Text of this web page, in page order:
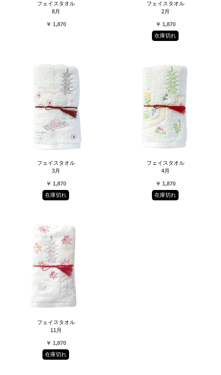
フェイスタオル
8月
￥ 1,870
フェイスタオル
2月
￥ 1,870
在庫切れ
フェイスタオル
3月
￥ 1,870
在庫切れ
フェイスタオル
4月
￥ 1,870
在庫切れ
フェイスタオル
11月
￥ 1,870
在庫切れ